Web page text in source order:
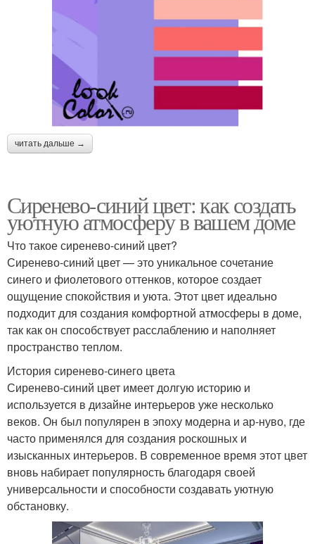
читать дальше →
Сиренево-синий цвет: как создать
уютную атмосферу в вашем доме
Что такое сиренево-синий цвет?
Сиренево-синий цвет — это уникальное сочетание
синего и фиолетового оттенков, которое создает
ощущение спокойствия и уюта. Этот цвет идеально
подходит для создания комфортной атмосферы в доме,
так как он способствует расслаблению и наполняет
пространство теплом.
История сиренево-синего цвета
Сиренево-синий цвет имеет долгую историю и
используется в дизайне интерьеров уже несколько
веков. Он был популярен в эпоху модерна и ар-нуво, где
часто применялся для создания роскошных и
изысканных интерьеров. В современное время этот цвет
вновь набирает популярность благодаря своей
универсальности и способности создавать уютную
обстановку.